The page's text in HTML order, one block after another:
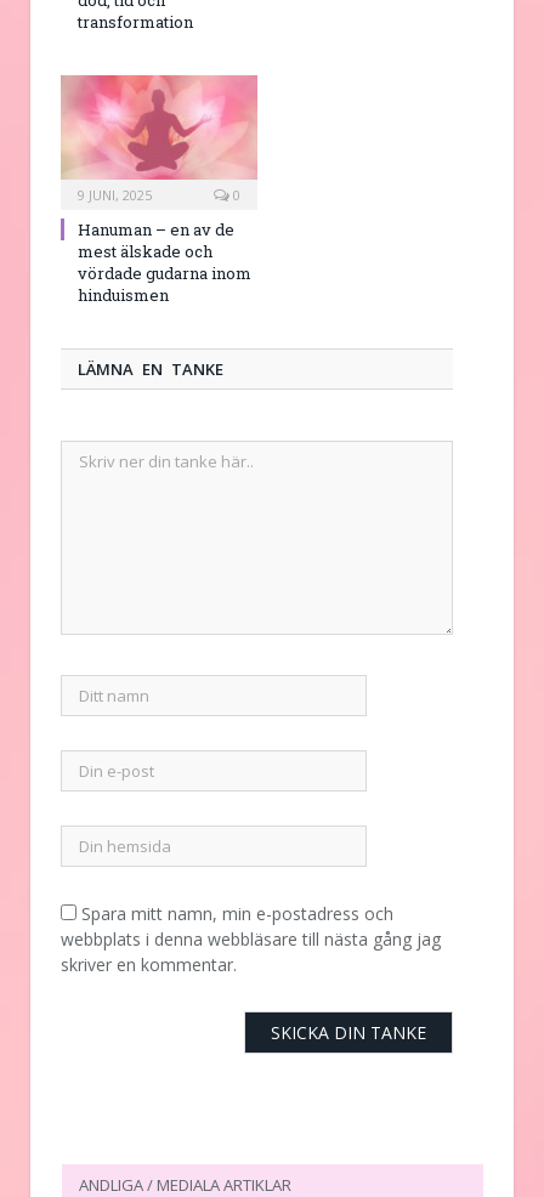
transformation
9 JUNI, 2025 0
Hanuman – en av de
mest älskade och
vördade gudarna inom
hinduismen
LÄMNA EN TANKE
Spara mitt namn, min e-postadress och
webbplats i denna webbläsare till nästa gång jag
skriver en kommentar.
ANDLIGA / MEDIALA ARTIKLAR